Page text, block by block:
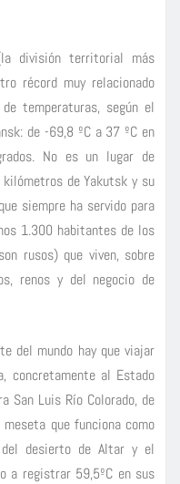
división territorial más
récord muy relacionado
temperaturas, según el
de -69,8 ºC a 37 ºC en
No es un lugar de
de Yakutsk y su
siempre ha servido para
1.300 habitantes de los
rusos) que viven, sobre
renos y del negocio de
del mundo hay que viajar
concretamente al Estado
San Luis Río Colorado, de
que funciona como
del desierto de Altar y el
a registrar 59,5ºC en sus